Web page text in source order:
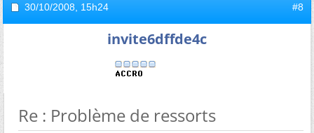
30/10/2008, 15h24 #8
invite6dffde4c
Re : Problème de ressorts